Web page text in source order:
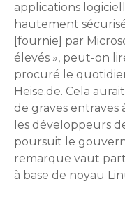
applications
hautement
[fournie] par
élevés », peut-on
procuré le
Heise.de. Cela
de graves entraves
les développeurs
poursuit le
remarque vaut
à base de noyau